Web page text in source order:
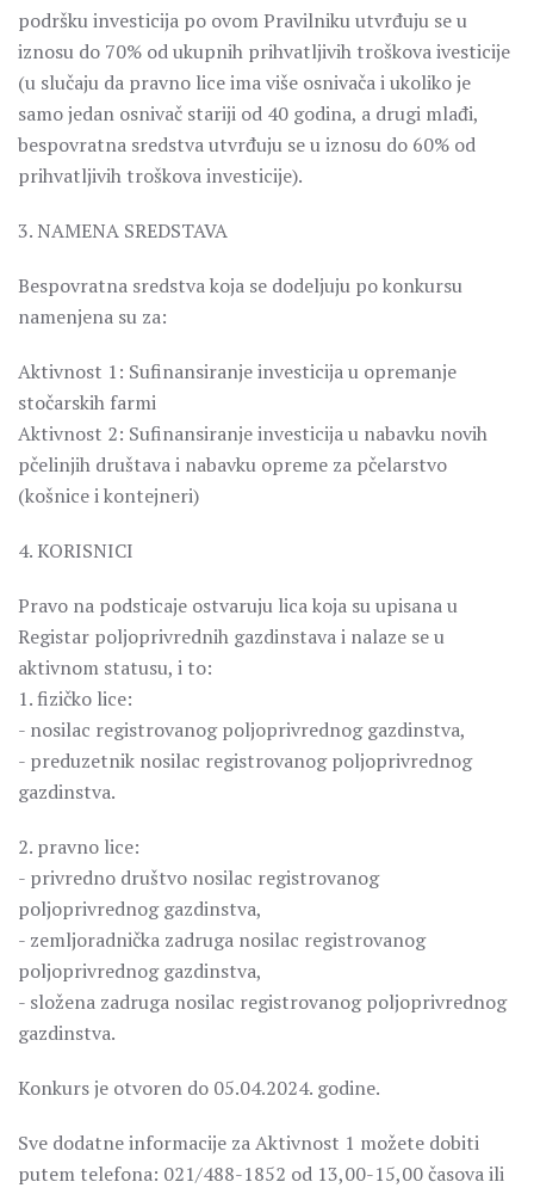
podršku investicija po ovom Pravilniku utvrđuju se u
iznosu do 70% od ukupnih prihvatljivih troškova ivesticije
(u slučaju da pravno lice ima više osnivača i ukoliko je
samo jedan osnivač stariji od 40 godina, a drugi mlađi,
bespovratna sredstva utvrđuju se u iznosu do 60% od
prihvatljivih troškova investicije).
3. NAMENA SREDSTAVA
Bespovratna sredstva koja se dodeljuju po konkursu
namenjena su za:
Aktivnost 1: Sufinansiranje investicija u opremanje
stočarskih farmi
Aktivnost 2: Sufinansiranje investicija u nabavku novih
pčelinjih društava i nabavku opreme za pčelarstvo
(košnice i kontejneri)
4. KORISNICI
Pravo na podsticaje ostvaruju lica koja su upisana u
Registar poljoprivrednih gazdinstava i nalaze se u
aktivnom statusu, i to:
1. fizičko lice:
­- nosilac registrovanog poljoprivrednog gazdinstva,
­- preduzetnik nosilac registrovanog poljoprivrednog
gazdinstva.
2. pravno lice:
­- privredno društvo nosilac registrovanog
poljoprivrednog gazdinstva,
­- zemljoradnička zadruga nosilac registrovanog
poljoprivrednog gazdinstva,
­- složena zadruga nosilac registrovanog poljoprivrednog
gazdinstva.
Konkurs je otvoren do 05.04.2024. godine.
Sve dodatne informacije za Aktivnost 1 možete dobiti
putem telefona: 021/488-1852 od 13,00-15,00 časova ili